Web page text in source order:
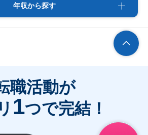
年収から探す
職活動が
1つで完結！